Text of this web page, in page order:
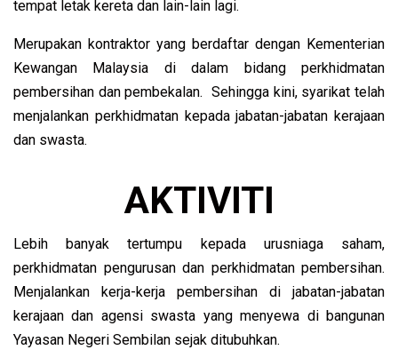
tempat letak kereta dan lain-lain lagi.
Merupakan kontraktor yang berdaftar dengan Kementerian
Kewangan Malaysia di dalam bidang perkhidmatan
pembersihan dan pembekalan. Sehingga kini, syarikat telah
menjalankan perkhidmatan kepada jabatan-jabatan kerajaan
dan swasta.
AKTIVITI
Lebih banyak tertumpu kepada urusniaga saham,
perkhidmatan pengurusan dan perkhidmatan pembersihan.
Menjalankan kerja-kerja pembersihan di jabatan-jabatan
kerajaan dan agensi swasta yang menyewa di bangunan
Yayasan Negeri Sembilan sejak ditubuhkan.